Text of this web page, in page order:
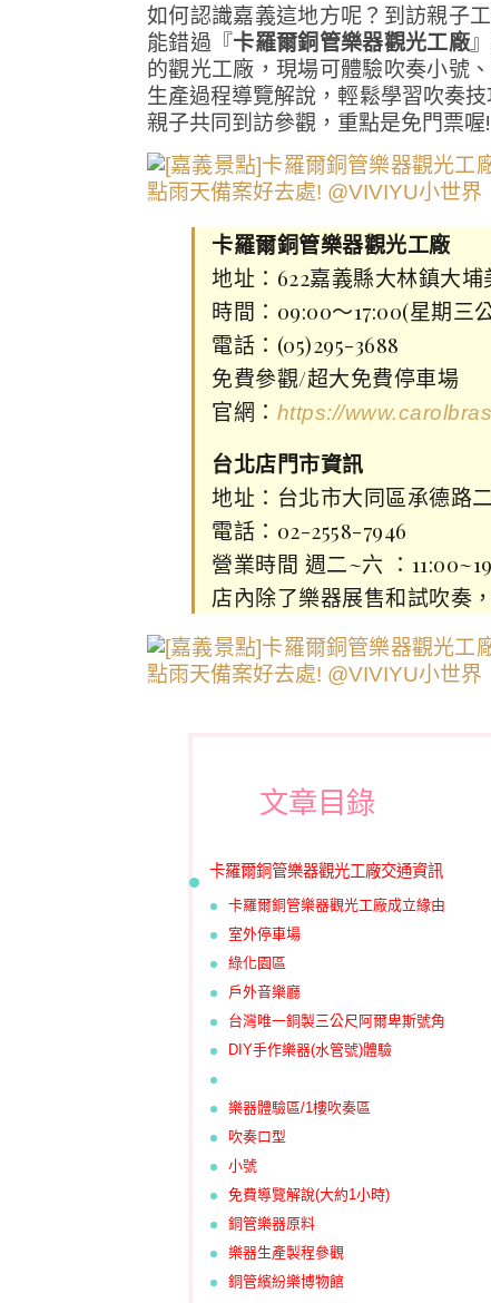
如何認識嘉義這地方呢？到訪親子
能錯過『卡羅爾銅管樂器觀光工廠
的觀光工廠，現場可體驗吹奏小號
生產過程導覽解說，輕鬆學習吹奏
親子共同到訪參觀，重點是免門票喔!
卡羅爾銅管樂器觀光工廠
地址：622嘉義縣大林鎮大
時間：09:00～17:00(星期三
電話：(05)295-3688
免費參觀/超大免費停車場
官網： https://
台北店門市資訊
地址：台北市大同區承德路
電話：02-2558-7946
營業時間 週二~六 ：
店內除了樂器展售和試吹奏
文章目錄
卡羅爾銅管樂器觀光工廠交通資訊
卡羅爾銅管樂器觀光工廠成立緣由
室外停車場
綠化園區
戶外音樂廳
台灣唯一銅製三公尺阿爾卑斯號角
DIY手作樂器(水管號)體驗
樂器體驗區/1樓吹奏區
吹奏口型
小號
免費導覽解說(大約1小時)
銅管樂器原料
樂器生產製程參觀
銅管繽紛樂博物館